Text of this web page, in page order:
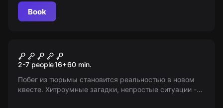
информационная площадка.
Book
Побег из тюрьмы
2-7 people16+60 min.
Побег из тюрьмы становится реальностью в новом
квесте. Хитроумные загадки, непростые ситуации -